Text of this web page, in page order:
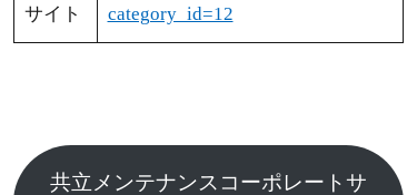
サイト
category_id=12
共立メンテナンスコーポレートサ